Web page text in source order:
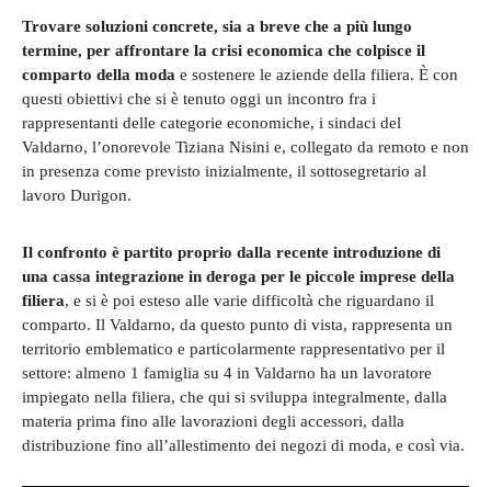
Trovare soluzioni concrete, sia a breve che a più lungo
termine, per affrontare la crisi economica che colpisce il
comparto della moda e sostenere le aziende della filiera. È con
questi obiettivi che si è tenuto oggi un incontro fra i
rappresentanti delle categorie economiche, i sindaci del
Valdarno, l’onorevole Tiziana Nisini e, collegato da remoto e non
in presenza come previsto inizialmente, il sottosegretario al
lavoro Durigon.
Il confronto è partito proprio dalla recente introduzione di
una cassa integrazione in deroga per le piccole imprese della
filiera, e si è poi esteso alle varie difficoltà che riguardano il
comparto. Il Valdarno, da questo punto di vista, rappresenta un
territorio emblematico e particolarmente rappresentativo per il
settore: almeno 1 famiglia su 4 in Valdarno ha un lavoratore
impiegato nella filiera, che qui si sviluppa integralmente, dalla
materia prima fino alle lavorazioni degli accessori, dalla
distribuzione fino all’allestimento dei negozi di moda, e così via.